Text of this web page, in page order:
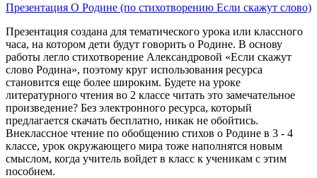
Презентация О Родине (по стихотворению Если скажут слово)
Презентация создана для тематического урока или классного
часа, на котором дети будут говорить о Родине. В основу
работы легло стихотворение Александровой «Если скажут
слово Родина», поэтому круг использования ресурса
становится еще более широким. Будете на уроке
литературного чтения во 2 классе читать это замечательное
произведение? Без электронного ресурса, который
предлагается скачать бесплатно, никак не обойтись.
Внеклассное чтение по обобщению стихов о Родине в 3 - 4
классе, урок окружающего мира тоже наполнятся новым
смыслом, когда учитель войдет в класс к ученикам с этим
пособием.